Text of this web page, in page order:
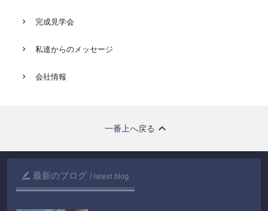
完成見学会
私達からのメッセージ
会社情報
一番上へ戻る
 最新のブログ latest blog